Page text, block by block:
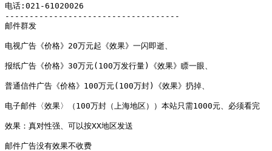
电话:021-61020026
------------------------------------
邮件群发
电视广告《价格》20万元起《效果》一闪即逝、
报纸广告《价格》30万元(100万发行量)《效果》瞟一眼、
普通信件广告《价格》100万元(100万封)《效果》扔掉、
电子邮件〈效果〉（100万封（上海地区））本站只需1000元、必须看完
效果：真对性强、可以按XX地区发送
邮件广告没有效果不收费